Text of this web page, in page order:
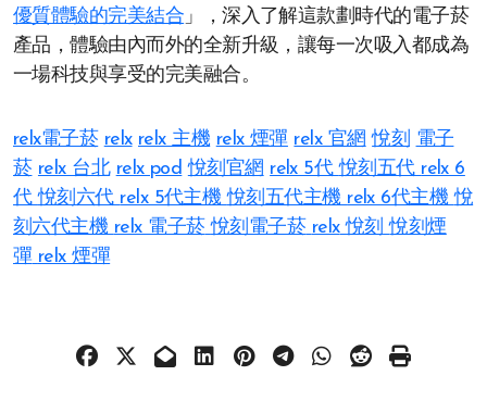
優質體驗的完美結合 」，深入了解這款劃時代的電子菸
產品，體驗由內而外的全新升級，讓每一次吸入都成為
一場科技與享受的完美融合。
relx電子菸 relx relx 主機 relx 煙彈 relx 官網 悅刻 電子
菸 relx 台北 relx pod 悅刻官網 relx 5代悅刻五代 relx 6
代悅刻六代 relx 5代主機悅刻五代主機 relx 6代主機悅
刻六代主機 relx 電子菸 悅刻電子菸 relx 悅刻 悅刻煙
彈 relx 煙彈